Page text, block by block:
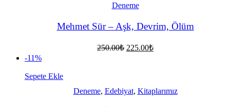
Deneme
Mehmet Sür – Aşk, Devrim, Ölüm
250.00₺ Orijinal
225.00₺Şu
-11%
Sepete Ekle
Deneme, Edebiyat, Kitaplarımız